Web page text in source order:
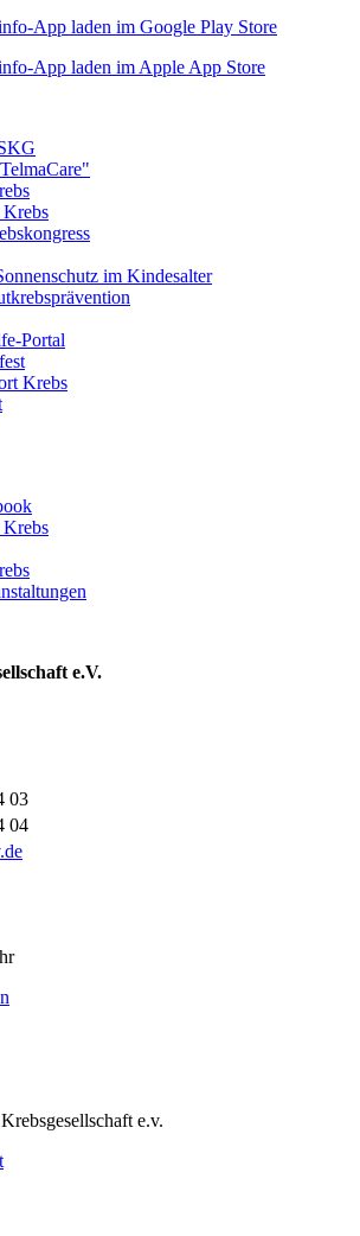
Krebs
im Kindesalter
Portal
Krebs
Krebs
e.V.
03
04
e.v.